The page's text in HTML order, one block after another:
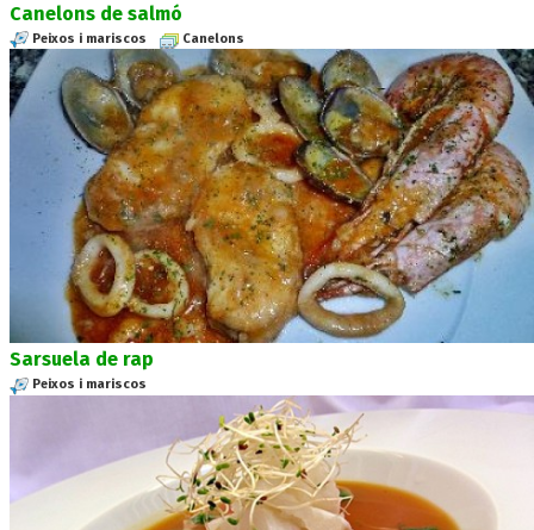
Canelons de salmó
Peixos i mariscos Canelons
Sarsuela de rap
Peixos i mariscos